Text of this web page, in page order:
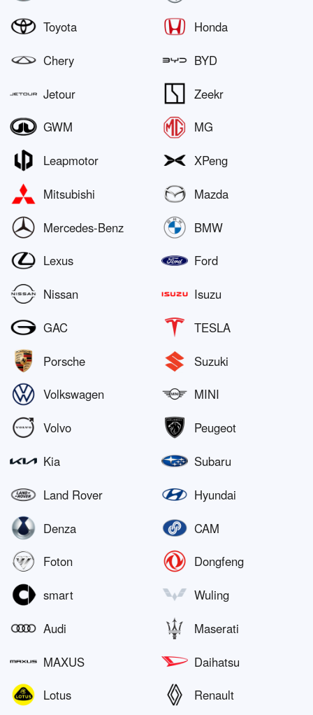
Toyota
Honda
Chery
BYD
Jetour
Zeekr
GWM
MG
Leapmotor
XPeng
Mitsubishi
Mazda
Mercedes-Benz
BMW
Lexus
Ford
Nissan
Isuzu
GAC
TESLA
Porsche
Suzuki
Volkswagen
MINI
Volvo
Peugeot
Kia
Subaru
Land Rover
Hyundai
Denza
CAM
Foton
Dongfeng
smart
Wuling
Audi
Maserati
MAXUS
Daihatsu
Lotus
Renault